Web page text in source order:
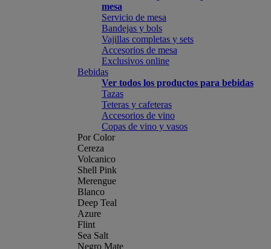
mesa
Servicio de mesa
Bandejas y bols
Vajillas completas y sets
Accesorios de mesa
Exclusivos online
Bebidas
Ver todos los productos para bebidas
Tazas
Teteras y cafeteras
Accesorios de vino
Copas de vino y vasos
Por Color
Cereza
Volcanico
Shell Pink
Merengue
Blanco
Deep Teal
Azure
Flint
Sea Salt
Negro Mate